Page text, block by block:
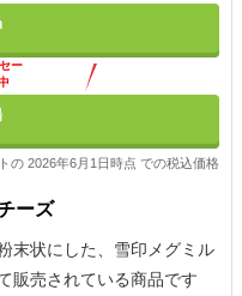
ー
の 2026年6月1日時点 での税込価格
ーズ
末状にした、雪印メグミル
販売されている商品です